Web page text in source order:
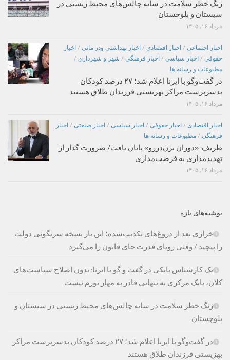
زنگ خطر سلامت در سایه چالش‌های محیط زیستی در
سیستان و بلوچستان
مرداد ۱۶, ۱۴۰۵
اخبار اجتماعی / اخبار اقتصادی / اخبار بهداشتی ودر مانی / اخبار
حقوقی / اخبار سیاسی / اخبار فرهنگی / شهر و شهرداری /
مطبوعات و رسانه ها
در گفت‌وگو با ایرنا اعلام شد؛ ۲۷ درصد کودکان
بدسرپرست مراکز بهزیستی فرزندان طلاق هستند
مرداد ۱۶, ۱۴۰۵
اخبار اقتصادی / اخبار حقوقی / اخبار سیاسی / اخبار صنعتی / اخبار
فرهنگی / مطبوعات و رسانه ها
ظریف: «دوران بزن‌دررو» پایان یافت/ ضرورت گذار از
تهدیدمداری به فرصت‌مداری
مرداد ۱۶, ۱۴۰۵
نوشته‌های تازه
خرازی بعد از دروغ‌های تکذیب‌شده؛ این بار نسخه سرنگونی دولت
را پیچید / وقتی رویای قدرت جای قانون را می‌گیرد
یک کارشناس بانکی در گفت و گو با ایرنا: بدون اصلاح سیاست‌های
کلان، بانک مرکزی به تنهایی قادر به مهار تورم نیست
زنگ خطر سلامت در سایه چالش‌های محیط زیستی در سیستان و
بلوچستان
در گفت‌وگو با ایرنا اعلام شد؛ ۲۷ درصد کودکان بدسرپرست مراکز
بهزیستی فرزندان طلاق هستند